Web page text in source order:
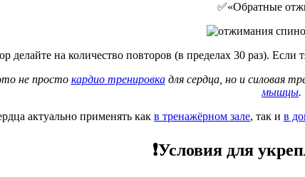
✅«Обратные
на количество повторов (в пределах 30 раз). Если
не просто кардио тренировкадля сердца, но и силовая
мышцы.
актуально применять как в тренажёрном зале, так и в
❗Условия для